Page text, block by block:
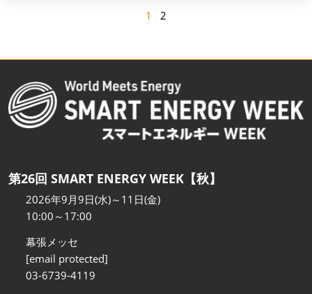
1 2
第26回 SMART ENERGY WEEK【秋】
2026年9月9日(水)～11日(金)
10:00～17:00
幕張メッセ
[email protected]
03-6739-4119